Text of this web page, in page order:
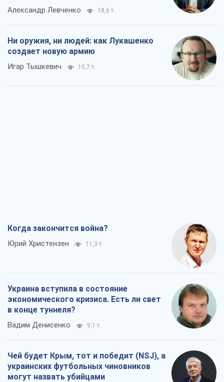
Александр Левченко 18,6 т.
Ни оружия, ни людей: как Лукашенко
создает новую армию
Игар Тышкевич 15,7 т.
Когда закончится война?
Юрий Христензен 11,3 т.
Украина вступила в состояние
экономического кризиса. Есть ли свет
в конце туннеля?
Вадим Денисенко 9,1 т.
Чей будет Крым, тот и победит (NSJ), а
украинских футбольных чиновников
могут назвать убийцами